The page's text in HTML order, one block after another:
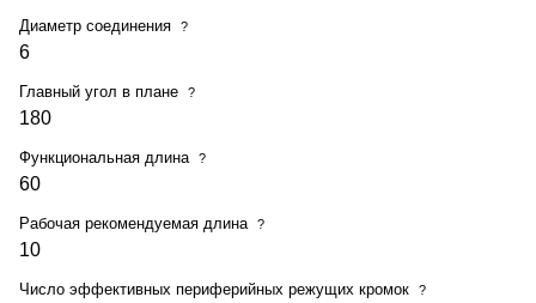
Диаметр соединения ?
6
Главный угол в плане ?
180
Функциональная длина ?
60
Рабочая рекомендуемая длина ?
10
Число эффективных периферийных режущих кромок ?